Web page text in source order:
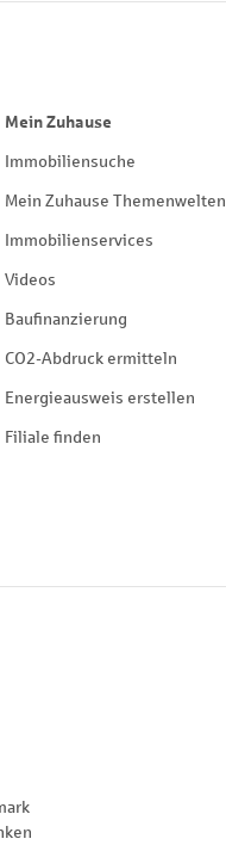
Mein Zuhause
Immobiliensuche
Mein Zuhause Themenwelten
Immobilienservices
Videos
Baufinanzierung
CO2-Abdruck ermitteln
Energieausweis erstellen
Filiale finden